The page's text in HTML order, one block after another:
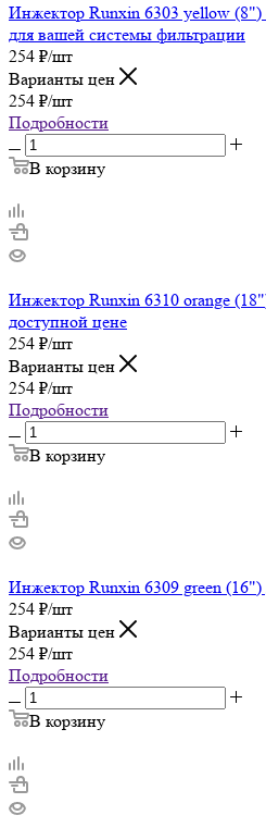
Инжектор Runxin 6303 yellow (8")
для вашей системы фильтрации
254 ₽/шт
Варианты цен
254 ₽/шт
Подробности
В корзину
Инжектор Runxin 6310 orange
доступной цене
254 ₽/шт
Варианты цен
254 ₽/шт
Подробности
В корзину
Инжектор Runxin 6309 green (16")
254 ₽/шт
Варианты цен
254 ₽/шт
Подробности
В корзину